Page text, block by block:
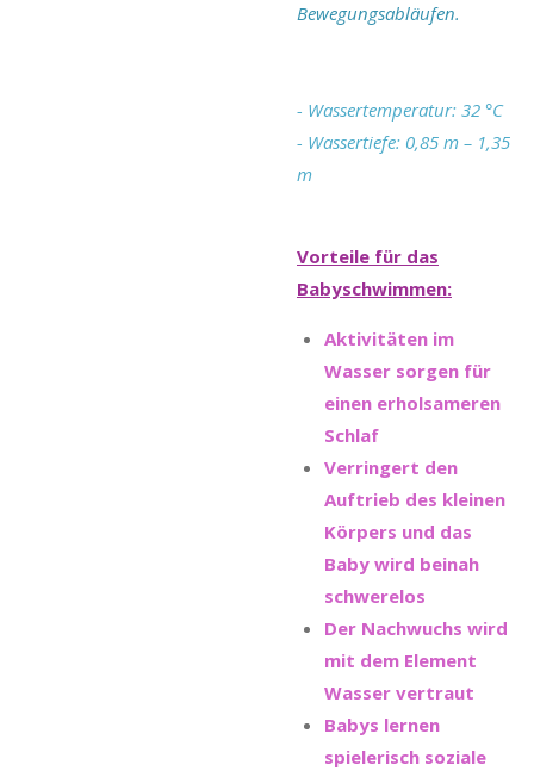
Bewegungsabläufen.
- Wassertemperatur: 32 °C
- Wassertiefe: 0,85 m – 1,35
m
Vorteile für das
Babyschwimmen:
Aktivitäten im
Wasser sorgen für
einen erholsameren
Schlaf
Verringert den
Auftrieb des kleinen
Körpers und das
Baby wird beinah
schwerelos
Der Nachwuchs wird
mit dem Element
Wasser vertraut
Babys lernen
spielerisch soziale